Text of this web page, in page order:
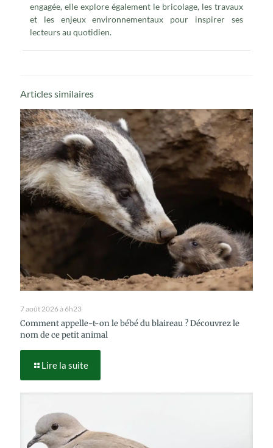
engagée, elle explore également le bricolage, les travaux
et les enjeux environnementaux pour inspirer ses
lecteurs au quotidien.
Articles similaires
7 août 2026 à 6h23
Comment appelle-t-on le bébé du blaireau ? Découvrez le
nom de ce petit animal
Lire la suite